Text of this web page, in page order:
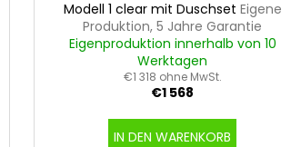
Modell 1 clear mit Duschset Eigene
Produktion, 5 Jahre Garantie
Eigenproduktion innerhalb von 10
Werktagen
€1 318 ohne MwSt.
€1 568
IN DEN WARENKORB